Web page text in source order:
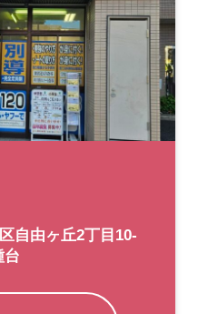
自由ヶ丘2丁目10-
台